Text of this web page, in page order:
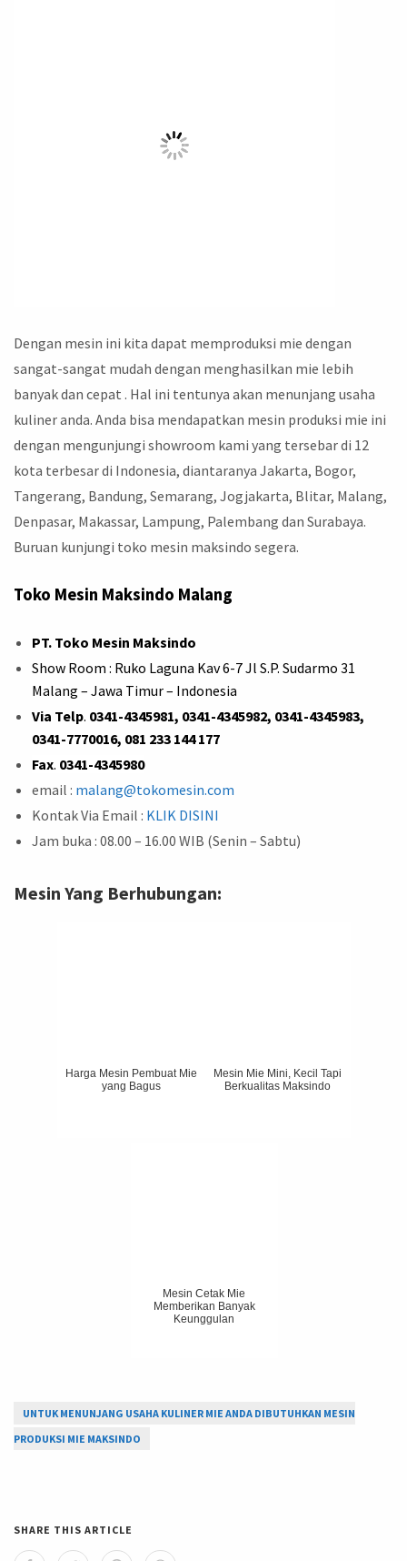
Dengan mesin ini kita dapat memproduksi mie dengan
sangat-sangat mudah dengan menghasilkan mie lebih
banyak dan cepat . Hal ini tentunya akan menunjang usaha
kuliner anda. Anda bisa mendapatkan mesin produksi mie ini
dengan mengunjungi showroom kami yang tersebar di 12
kota terbesar di Indonesia, diantaranya Jakarta, Bogor,
Tangerang, Bandung, Semarang, Jogjakarta, Blitar, Malang,
Denpasar, Makassar, Lampung, Palembang dan Surabaya.
Buruan kunjungi toko mesin maksindo segera.
Toko Mesin Maksindo Malang
PT. Toko Mesin Maksindo
Show Room : Ruko Laguna Kav 6-7 Jl S.P. Sudarmo 31
Malang – Jawa Timur – Indonesia
Via Telp. 0341-4345981, 0341-4345982, 0341-4345983,
0341-7770016, 081 233 144 177
Fax. 0341-4345980
email : malang@tokomesin.com
Kontak Via Email : KLIK DISINI
Jam buka : 08.00 – 16.00 WIB (Senin – Sabtu)
Mesin Yang Berhubungan:
Harga Mesin Pembuat Mie
yang Bagus
Mesin Mie Mini, Kecil Tapi
Berkualitas Maksindo
Mesin Cetak Mie
Memberikan Banyak
Keunggulan
UNTUK MENUNJANG USAHA KULINER MIE ANDA DIBUTUHKAN MESIN
PRODUKSI MIE MAKSINDO
SHARE THIS ARTICLE